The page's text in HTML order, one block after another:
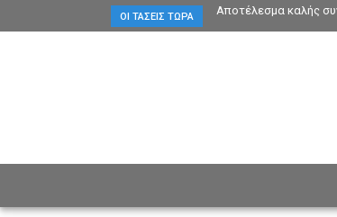
ΟΙ ΤΆΣΕΙΣ ΤΏΡΑ Αποτέλεσμα καλής